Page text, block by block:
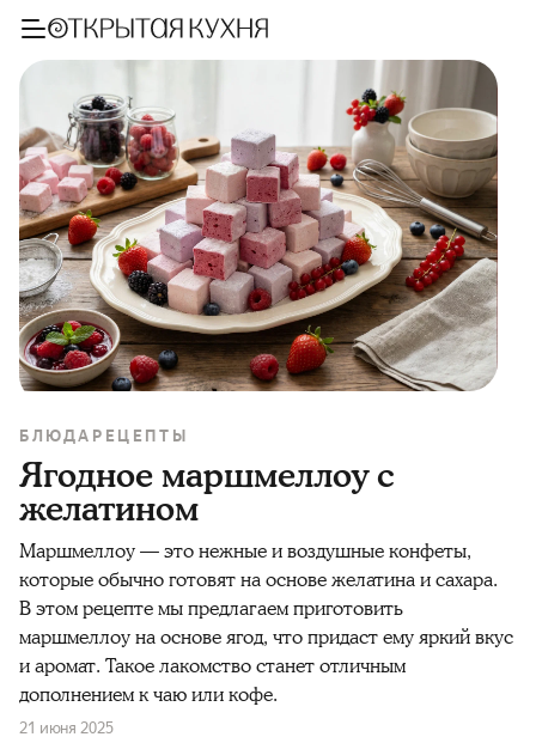
БЛЮДА РЕЦЕПТЫ
Ягодное маршмеллоу с
желатином
Маршмеллоу — это нежные и воздушные конфеты,
которые обычно готовят на основе желатина и сахара.
В этом рецепте мы предлагаем приготовить
маршмеллоу на основе ягод, что придаст ему яркий вкус
и аромат. Такое лакомство станет отличным
дополнением к чаю или кофе.
21 июня 2025